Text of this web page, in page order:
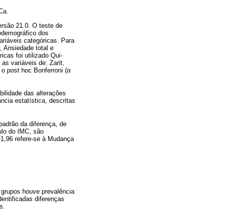
21.0. O teste de
dos
categóricas. Para
Ansiedade total e
foi utilizado Qui-
variáveis de: Zarit,
post hoc Bonferroni (α
das alterações
estatística, descritas
da diferença, de
do IMC, são
refere-se à Mudança
houve prevalência
diferenças